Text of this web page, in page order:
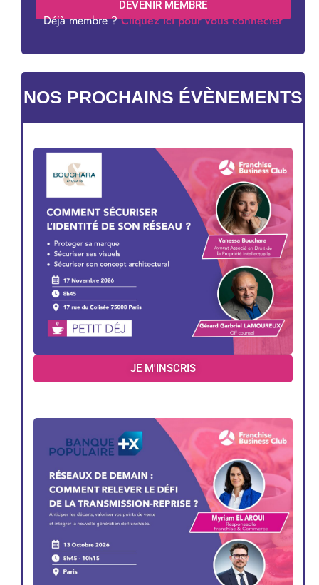
DEVENIR MEMBRE
Déjà membre ?Cliquez ici pour vous connecter
NOS PROCHAINS ÉVÈNEMENTS
JE M'INSCRIS